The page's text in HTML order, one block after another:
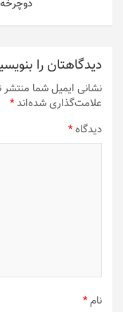
دیدگاهتان را
نشانی ایمیل شما
علامت‌گذاری شده‌اند*
دیدگاه*
نام*